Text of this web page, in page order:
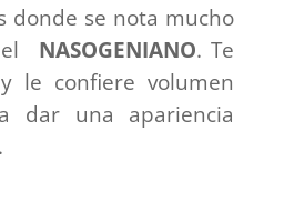
donde se nota mucho
NASOGENIANO. Te
le confiere volumen
dar una apariencia